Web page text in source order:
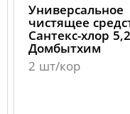
Универсальное
чистящее
Сантекс-хлор
Домбытхим
2 шт/кор